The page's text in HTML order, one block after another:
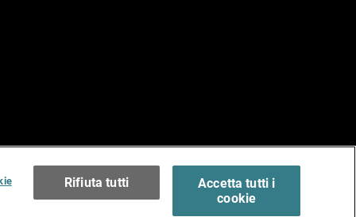
of Use >Rifiuta tutti
Accetta tutti i
cookie